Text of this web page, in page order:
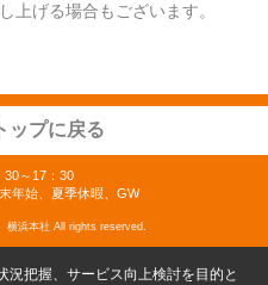
上げる場合もございます。
ップに戻る
30～17：30
年始、夏季休暇、GW
浜本社 All rights reserved.
況把握、サービス向上検討を目的と